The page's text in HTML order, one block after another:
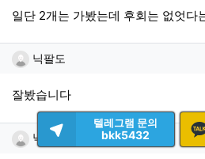
일단 2개는 가봤는데 후회는 없엇다
닉팔도님의 댓글
닉팔도
잘봤습니다
닉값허네님의 댓글
닉값허네
텔레그램 문의
bkk5432